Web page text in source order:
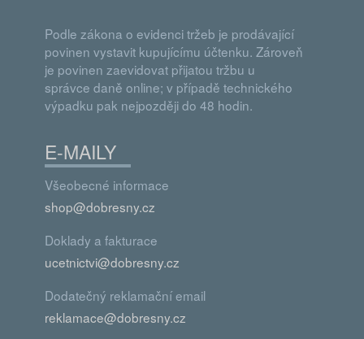
Podle zákona o evidenci tržeb je prodávající
povinen vystavit kupujícímu účtenku. Zároveň
je povinen zaevidovat přijatou tržbu u
správce daně online; v případě technického
výpadku pak nejpozději do 48 hodin.
E-MAILY
Všeobecné informace
shop@dobresny.cz
Doklady a fakturace
ucetnictvi@dobresny.cz
Dodatečný reklamační email
reklamace@dobresny.cz